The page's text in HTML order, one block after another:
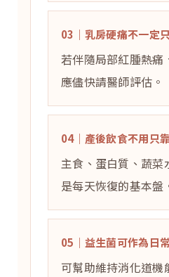
03｜乳房硬痛不一定
若伴隨局部紅腫熱痛
應儘快請醫師評估。
04｜產後飲食不用只
主食、蛋白質、蔬菜
是每天恢復的基本盤
05｜益生菌可作為日
可幫助維持消化道機